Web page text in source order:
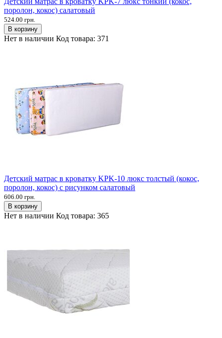
поролон, кокос) салатовый
524.00 грн.
В корзину
Нет в наличии Код товара: 371
Детский матрас в кроватку KPK-10 люкс толстый (кокос,
поролон, кокос) с рисунком салатовый
606.00 грн.
В корзину
Нет в наличии Код товара: 365